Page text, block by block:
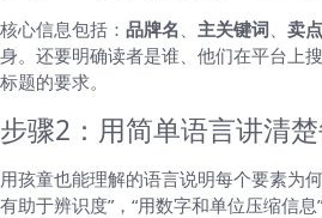
核心信息包括： 品牌名、 主关键词、 卖
身。还要明确读者是谁、他们在平台上
标题的要求。
步骤2：用简单语言讲清
用孩童也能理解的语言说明每个要素为
有助于辨识度”，“用数字和单位压缩信